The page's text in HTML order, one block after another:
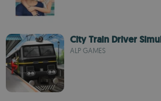
City Train Driver
ALP GAMES